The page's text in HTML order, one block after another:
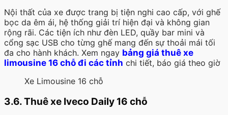
Nội thất của xe được trang bị tiện nghi cao cấp, với ghế
bọc da êm ái, hệ thống giải trí hiện đại và không gian
rộng rãi. Các tiện ích như đèn LED, quầy bar mini và
cổng sạc USB cho từng ghế mang đến sự thoải mái tối
đa cho hành khách. Xem ngay bảng giá thuê xe
limousine 16 chỗ đi các tỉnh chi tiết, báo giá theo giờ
Xe Limousine 16 chỗ
3.6. Thuê xe Iveco Daily 16 chỗ